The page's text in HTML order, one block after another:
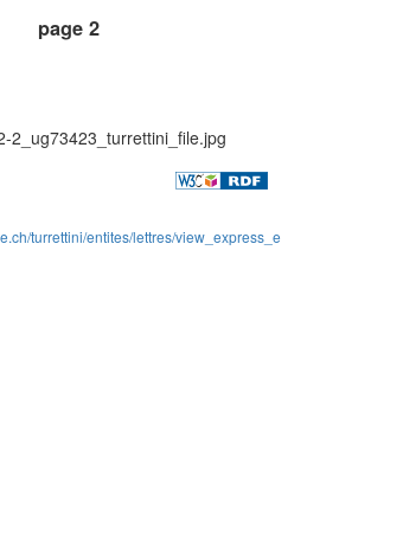
page 2
2_ug73423_turrettini_file.jpg
turrettini/entites/lettres/view_express_e